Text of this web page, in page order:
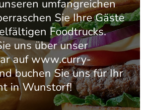
umfangreichen
Sie Ihre Gäste
Foodtrucks.
uns über unser
auf www.curry-
buchen Sie uns für Ihr
in Wunstorf!